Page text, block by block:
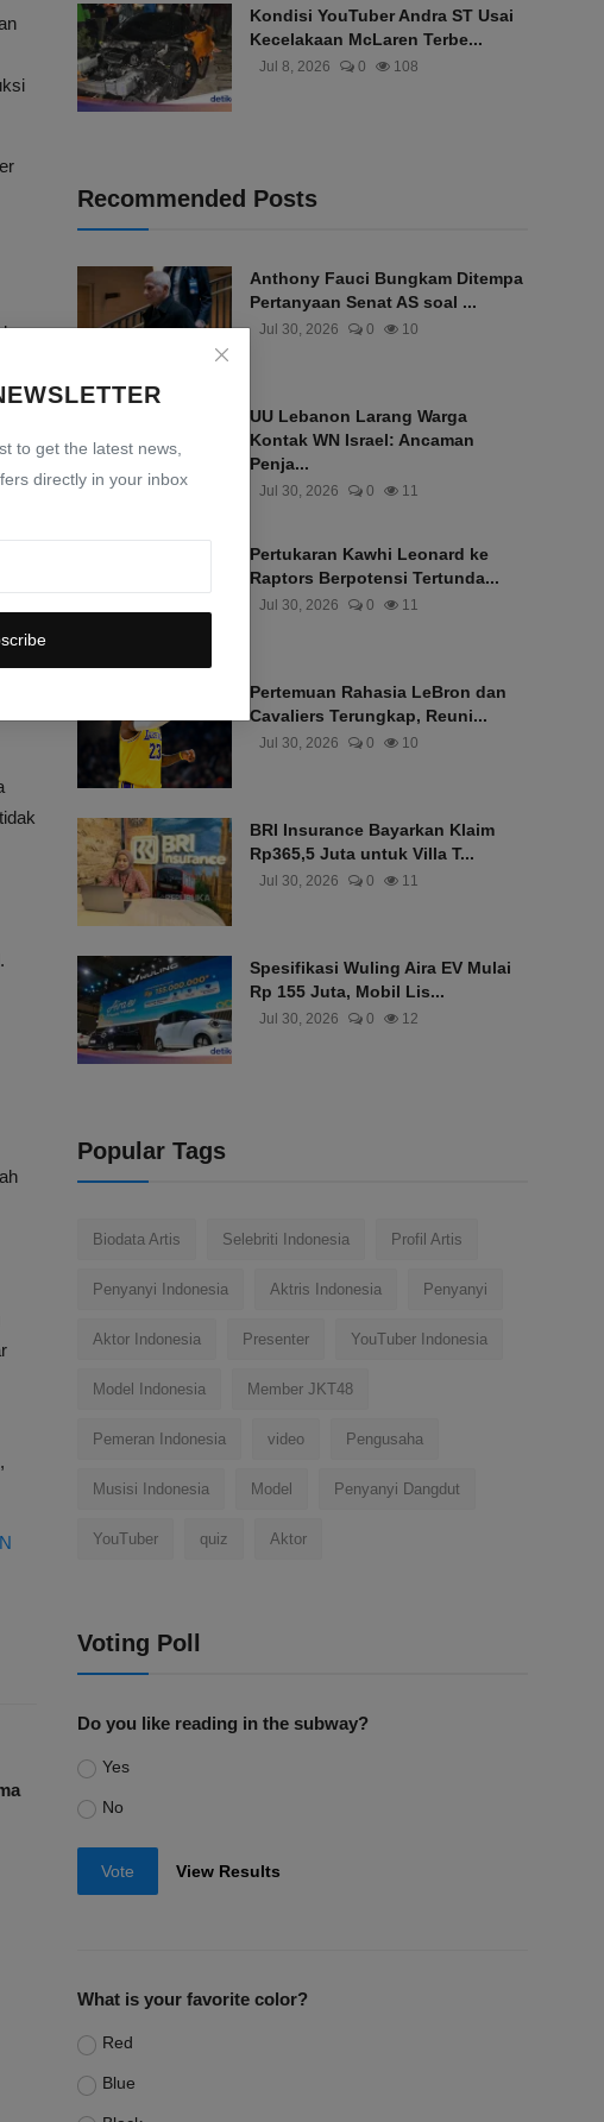
to get the latest news,
directly in your inbox
Kondisi YouTuber Andra ST Usai
Kecelakaan McLaren Terbe...
Jul 8, 2026 0 108
Recommended Posts
Anthony Fauci Bungkam Ditempa
Pertanyaan Senat AS soal ...
Jul 30, 2026 0 10
UU Lebanon Larang Warga
Kontak WN Israel: Ancaman
Penja...
Jul 30, 2026 0 11
Pertukaran Kawhi Leonard ke
Raptors Berpotensi Tertunda...
Jul 30, 2026 0 11
Pertemuan Rahasia LeBron dan
Cavaliers Terungkap, Reuni...
Jul 30, 2026 0 10
BRI Insurance Bayarkan Klaim
Rp365,5 Juta untuk Villa T...
Jul 30, 2026 0 11
Spesifikasi Wuling Aira EV Mulai
Rp 155 Juta, Mobil Lis...
Jul 30, 2026 0 12
Popular Tags
Biodata Artis Selebriti Indonesia Profil Artis
Penyanyi Indonesia Aktris Indonesia Penyanyi
Aktor Indonesia Presenter YouTuber Indonesia
Model Indonesia Member JKT48
Pemeran Indonesia video Pengusaha
Musisi Indonesia Model Penyanyi Dangdut
YouTuber quiz Aktor
Voting Poll
Do you like reading in the subway?
Yes
No
Vote View Results
What is your favorite color?
Red
Blue